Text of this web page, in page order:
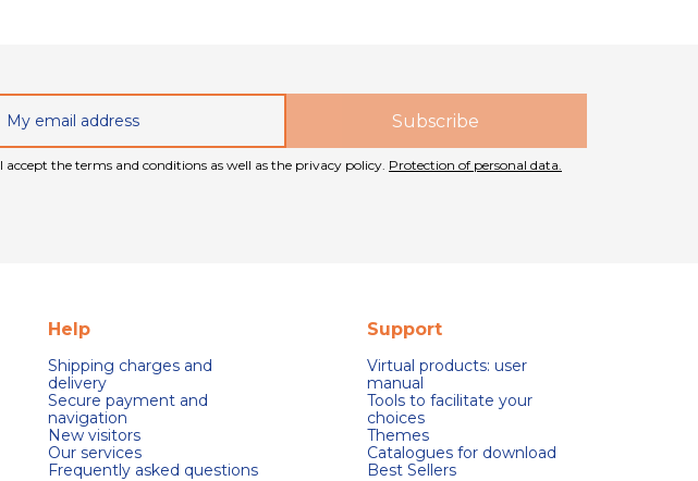
I accept the terms and conditions as well as the privacy policy. Protection of personal data.
Help
Shipping charges and
delivery
Secure payment and
navigation
New visitors
Our services
Frequently asked questions
Support
Virtual products: user
manual
Tools to facilitate your
choices
Themes
Catalogues for download
Best Sellers